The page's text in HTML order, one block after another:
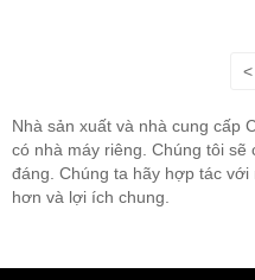
<
Nhà sản xuất và nhà cung cấp
có nhà máy riêng. Chúng tôi sẽ
đáng. Chúng ta hãy hợp tác
hơn và lợi ích chung.